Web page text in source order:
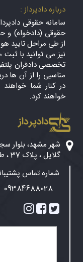
درباره دادپرداز :
سامانه حقوقی
حقوقی (دادخواه) و
از طی مراحل تایید
نیز می توانید با
تخصصی دادفران
مناسبی را از آن ها
در کنار شما
خواهند کرد.
دادپرداز
گلایل ، پلاک 37 ، طبقه همکف
شماره تماس
09384688028